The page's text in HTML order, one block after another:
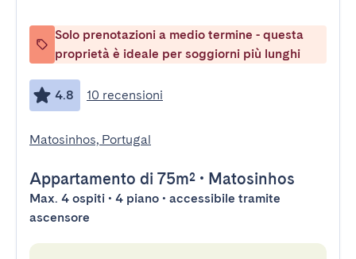
Solo prenotazioni a medio termine - questa
proprietà è ideale per soggiorni più lunghi
4.8 10 recensioni
Matosinhos, Portugal
Appartamento di 75m² • Matosinhos
Max. 4 ospiti • 4 piano • accessibile tramite
ascensore